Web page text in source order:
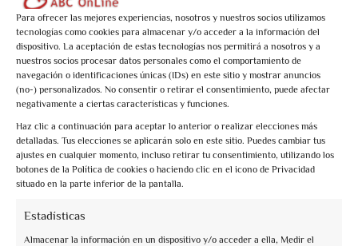
Para ofrecer las mejores experiencias, nosotros y nuestros socios utilizamos
tecnologías como cookies para almacenar y/o acceder a la información del
dispositivo. La aceptación de estas tecnologías nos permitirá a nosotros y a
nuestros socios procesar datos personales como el comportamiento de
navegación o identificaciones únicas (IDs) en este sitio y mostrar anuncios
(no-) personalizados. No consentir o retirar el consentimiento, puede afectar
negativamente a ciertas características y funciones.
Haz clic a continuación para aceptar lo anterior o realizar elecciones más
detalladas. Tus elecciones se aplicarán solo en este sitio. Puedes cambiar tus
ajustes en cualquier momento, incluso retirar tu consentimiento, utilizando los
botones de la Política de cookies o haciendo clic en el icono de Privacidad
situado en la parte inferior de la pantalla.
Estadísticas
Almacenar la información en un dispositivo y/o acceder a ella, Medir el
Book now
Tesori dell’Umbria Meridionale: Stroncone
€10,00
Stroncone: 1 activity found. Mostrando 1 - 1
Not what you're looking for?Intente nuevamente su búsqueda